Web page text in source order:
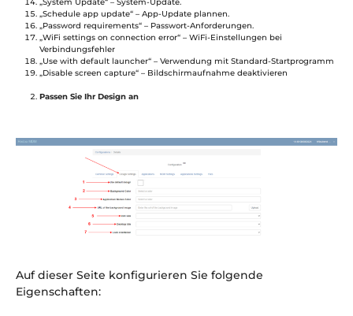
„Schedule app update“ – App-Update plannen.
„Password requirements“ – Passwort-Anforderungen.
„WiFi settings on connection error“ – WiFi-Einstellungen bei
Verbindungsfehler
„Use with default launcher“ – Verwendung mit Standard-Startprogramm
„Disable screen capture“ – Bildschirmaufnahme deaktivieren
Passen Sie Ihr Design an
Auf dieser Seite konfigurieren Sie folgende
Eigenschaften: